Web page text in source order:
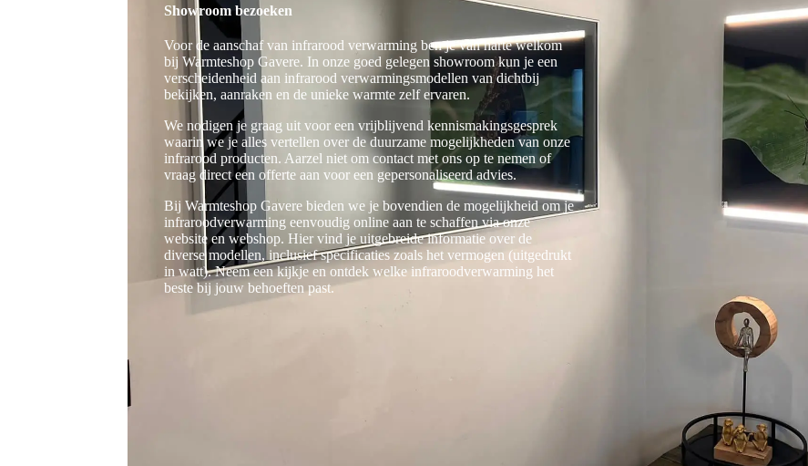
Showroom bezoeken
Voor de aanschaf van infrarood verwarming ben je van harte welkom
bij Warmteshop Gavere. In onze goed gelegen showroom kun je een
verscheidenheid aan infrarood verwarmingsmodellen van dichtbij
bekijken, aanraken en de unieke warmte zelf ervaren.
We nodigen je graag uit voor een vrijblijvend kennismakingsgesprek
waarin we je alles vertellen over de duurzame mogelijkheden van onze
infrarood producten. Aarzel niet om contact met ons op te nemen of
vraag direct een offerte aan voor een gepersonaliseerd advies.
Bij Warmteshop Gavere bieden we je bovendien de mogelijkheid om je
infraroodverwarming eenvoudig online aan te schaffen via onze
website en webshop. Hier vind je uitgebreide informatie over de
diverse modellen, inclusief specificaties zoals het vermogen (uitgedrukt
in watt). Neem een kijkje en ontdek welke infraroodverwarming het
beste bij jouw behoeften past.